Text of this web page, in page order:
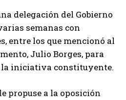
delegación del Gobierno
semanas con
entre los que mencionó al
Julio Borges, para
iniciativa constituyente.
propuse a la oposición